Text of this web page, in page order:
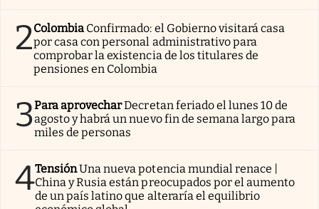
2Colombia Confirmado: el Gobierno visitará casa
por casa con personal administrativo para
comprobar la existencia de los titulares de
pensiones en Colombia
3Para aprovecharDecretan feriado el lunes 10 de
agosto y habrá un nuevo fin de semana largo para
miles de personas
4TensiónUna nueva potencia mundial renace |
China y Rusia están preocupados por el aumento
de un país latino que alteraría el equilibrio